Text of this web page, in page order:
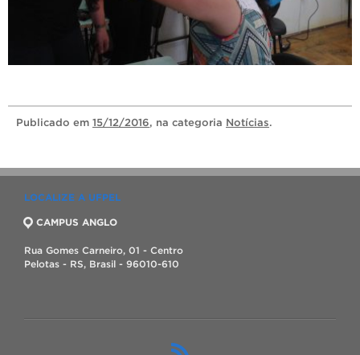
Publicado em 15/12/2016, na categoria Notícias.
LOCALIZE A UFPEL
CAMPUS ANGLO
Rua Gomes Carneiro, 01 - Centro
Pelotas - RS, Brasil - 96010-610